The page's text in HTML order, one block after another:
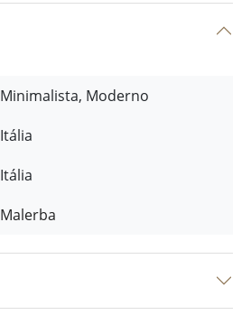
Minimalista, Moderno
Itália
Itália
Malerba